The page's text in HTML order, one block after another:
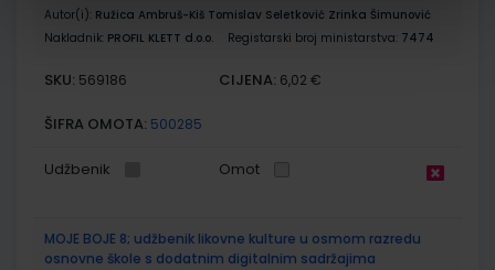
Autor(i): Ružica Ambruš-Kiš Tomislav Seletković Zrinka Šimunović
Nakladnik: PROFIL KLETT d.o.o. Registarski broj ministarstva: 7474
SKU: 569186 CIJENA: 6,02 €
ŠIFRA OMOTA: 500285
Udžbenik Omot
MOJE BOJE 8; udžbenik likovne kulture u osmom razredu
osnovne škole s dodatnim digitalnim sadržajima